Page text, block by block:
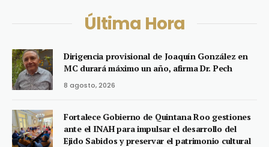
Última Hora
Dirigencia provisional de Joaquín González en
MC durará máximo un año, afirma Dr. Pech
8 agosto, 2026
Fortalece Gobierno de Quintana Roo gestiones
ante el INAH para impulsar el desarrollo del
Ejido Sabidos y preservar el patrimonio cultural